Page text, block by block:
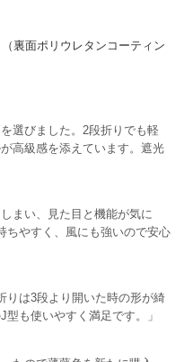
裏面ポリウレタンコーティン
選びました。2段折りでも軽
高級感を添えています。遮光
まい、見た目と機能が気に
ちやすく、風にも強いので安心
りは3段より開いた時の形が綺
も使いやすく満足です。」